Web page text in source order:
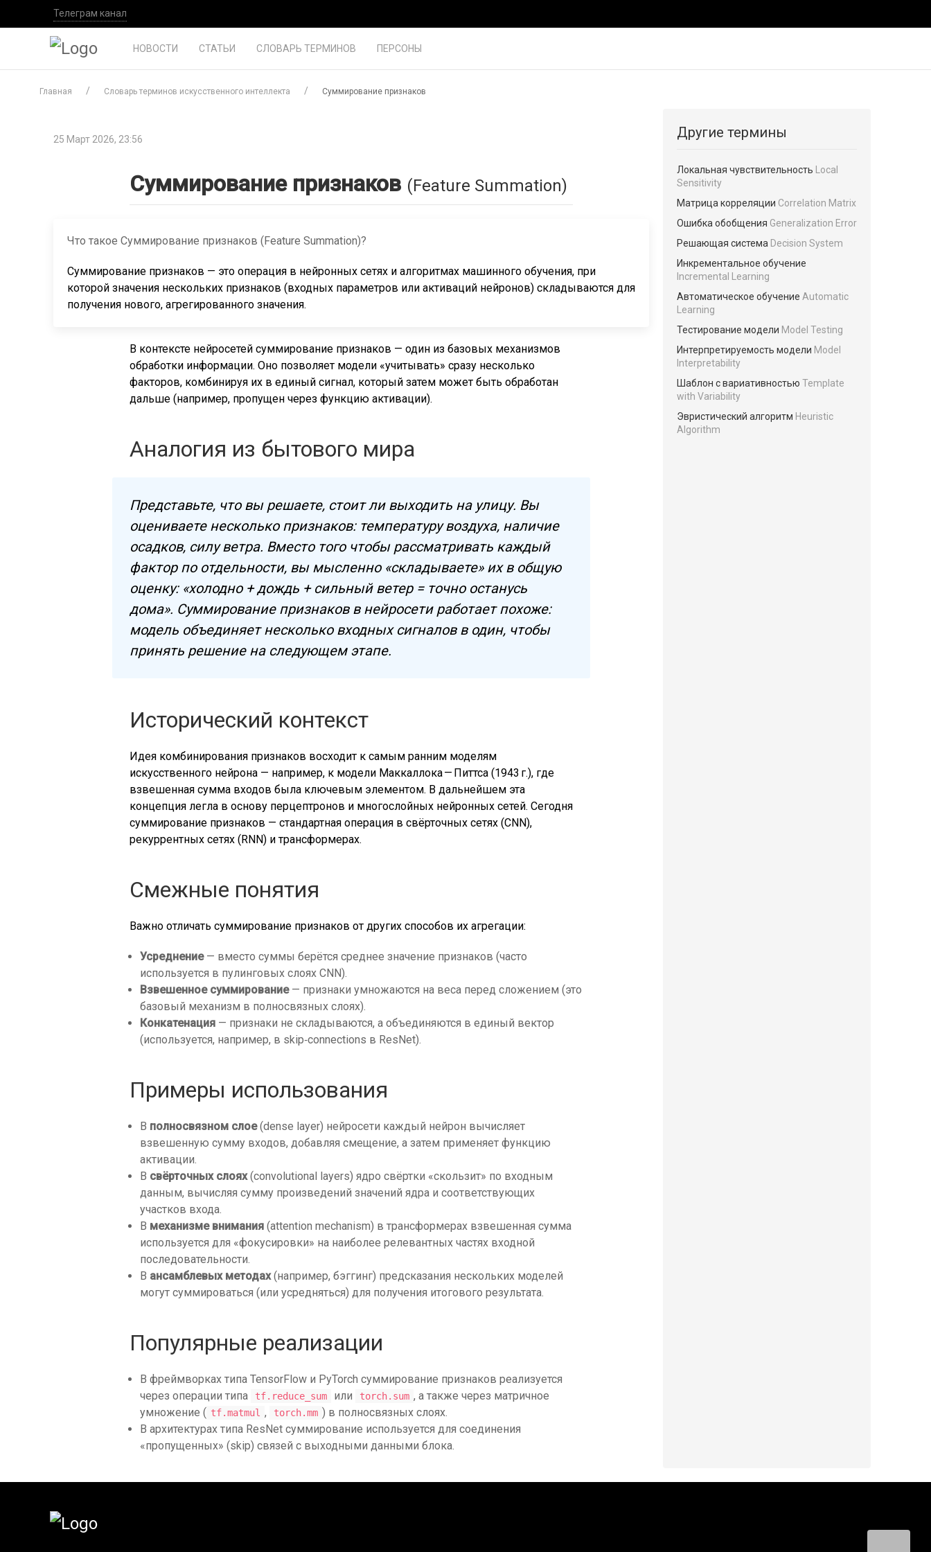
Телеграм канал
НОВОСТИ СТАТЬИ СЛОВАРЬ ТЕРМИНОВ ПЕРСОНЫ
Главная Словарь терминов искусственного интеллекта Суммирование признаков
25 Март 2026, 23:56
Суммирование признаков (Feature Summation)
Что такое Суммирование признаков (Feature Summation)?
Суммирование признаков — это операция в нейронных сетях и алгоритмах машинного обучения, при
которой значения нескольких признаков (входных параметров или активаций нейронов) складываются для
получения нового, агрегированного значения.
В контексте нейросетей суммирование признаков — один из базовых механизмов
обработки информации. Оно позволяет модели «учитывать» сразу несколько
факторов, комбинируя их в единый сигнал, который затем может быть обработан
дальше (например, пропущен через функцию активации).
Аналогия из бытового мира
Представьте, что вы решаете, стоит ли выходить на улицу. Вы
оцениваете несколько признаков: температуру воздуха, наличие
осадков, силу ветра. Вместо того чтобы рассматривать каждый
фактор по отдельности, вы мысленно «складываете» их в общую
оценку: «холодно + дождь + сильный ветер = точно останусь
дома». Суммирование признаков в нейросети работает похоже:
модель объединяет несколько входных сигналов в один, чтобы
принять решение на следующем этапе.
Исторический контекст
Идея комбинирования признаков восходит к самым ранним моделям
искусственного нейрона — например, к модели Маккаллока — Питтса (1943 г.), где
взвешенная сумма входов была ключевым элементом. В дальнейшем эта
концепция легла в основу перцептронов и многослойных нейронных сетей. Сегодня
суммирование признаков — стандартная операция в свёрточных сетях (CNN),
рекуррентных сетях (RNN) и трансформерах.
Смежные понятия
Важно отличать суммирование признаков от других способов их агрегации:
Усреднение— вместо суммы берётся среднее значение признаков (часто
используется в пулинговых слоях CNN).
Взвешенное суммирование— признаки умножаются на веса перед сложением (это
базовый механизм в полносвязных слоях).
Конкатенация — признаки не складываются, а объединяются в единый вектор
(используется, например, в skip‑connections в ResNet).
Примеры использования
В полносвязном слое(dense layer) нейросети каждый нейрон вычисляет
взвешенную сумму входов, добавляя смещение, а затем применяет функцию
активации.
В свёрточных слоях(convolutional layers) ядро свёртки «скользит» по входным
данным, вычисляя сумму произведений значений ядра и соответствующих
участков входа.
В механизме внимания (attention mechanism) в трансформерах взвешенная сумма
используется для «фокусировки» на наиболее релевантных частях входной
последовательности.
В ансамблевых методах(например, бэггинг) предсказания нескольких моделей
могут суммироваться (или усредняться) для получения итогового результата.
Популярные реализации
В фреймворках типа TensorFlow и PyTorch суммирование признаков реализуется
через операции типа
tf.reduce_sum или torch.sum , а также через матричное
умножение ( tf.matmul , torch.mm ) в полносвязных слоях.
В архитектурах типа ResNet суммирование используется для соединения
«пропущенных» (skip) связей с выходными данными блока.
Другие термины
Локальная чувствительность
Local
Sensitivity
Матрица корреляции Correlation Matrix
Ошибка обобщения Generalization Error
Решающая система Decision System
Инкрементальное обучение
Incremental Learning
Автоматическое обучение Automatic
Learning
Тестирование модели Model Testing
Интерпретируемость модели Model
Interpretability
Шаблон с вариативностью Template
with Variability
Эвристический алгоритм Heuristic
Algorithm